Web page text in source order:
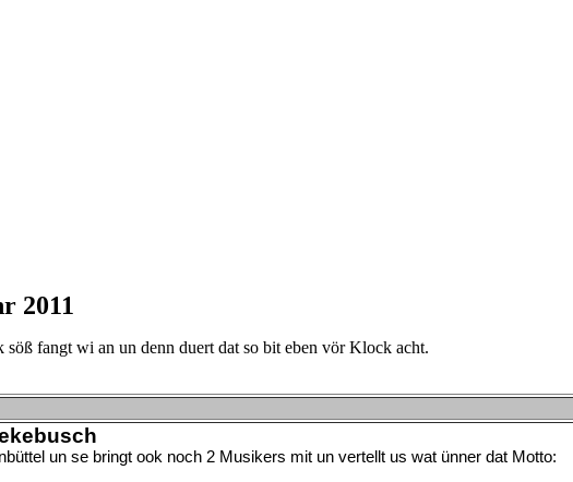
2011
söß fangt wi an un denn duert dat so bit eben vör Klock acht.
un se bringt ook noch 2 Musikers mit un vertellt us wat ünner dat Motto: